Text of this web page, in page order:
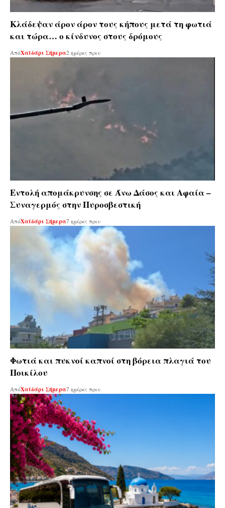
Κλάδεψαν άρον άρον τους κήπους μετά τη φωτιά
και τώρα… ο κίνδυνος στους δρόμους
ΑπόΧαϊδάρι Σήμερα2 ημέρες πριν
Εντολή απομάκρυνσης σε Άνω Δάσος και Αφαία –
Συναγερμός στην Πυροσβεστική
ΑπόΧαϊδάρι Σήμερα7 ημέρες πριν
Φωτιά και πυκνοί καπνοί στη βόρεια πλαγιά του
Ποικίλου
ΑπόΧαϊδάρι Σήμερα7 ημέρες πριν